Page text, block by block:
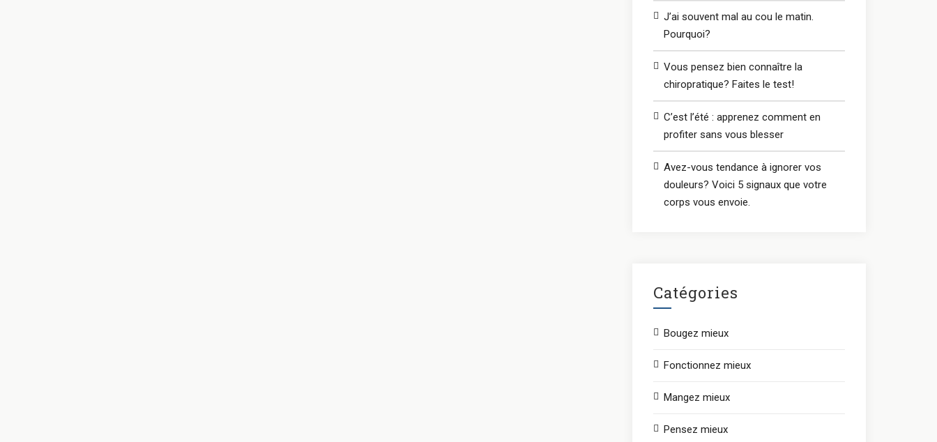
J’ai souvent mal au cou le matin.
Pourquoi?
Vous pensez bien connaître la
chiropratique? Faites le test!
C’est l’été : apprenez comment en
profiter sans vous blesser
Avez-vous tendance à ignorer vos
douleurs? Voici 5 signaux que votre
corps vous envoie.
Catégories
Bougez mieux
Fonctionnez mieux
Mangez mieux
Pensez mieux